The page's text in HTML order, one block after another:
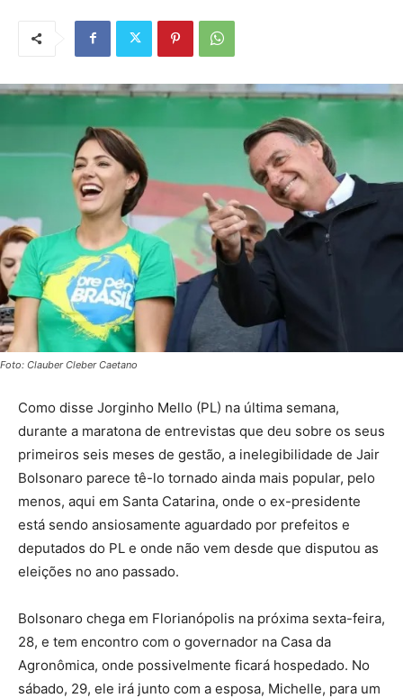
Foto: Clauber Cleber Caetano
Como disse Jorginho Mello (PL) na última semana,
durante a maratona de entrevistas que deu sobre os seus
primeiros seis meses de gestão, a inelegibilidade de Jair
Bolsonaro parece tê-lo tornado ainda mais popular, pelo
menos, aqui em Santa Catarina, onde o ex-presidente
está sendo ansiosamente aguardado por prefeitos e
deputados do PL e onde não vem desde que disputou as
eleições no ano passado.
Bolsonaro chega em Florianópolis na próxima sexta-feira,
28, e tem encontro com o governador na Casa da
Agronômica, onde possivelmente ficará hospedado. No
sábado, 29, ele irá junto com a esposa, Michelle, para um